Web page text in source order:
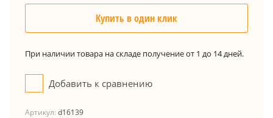
Купить в один клик
При наличии товара на складе получение от 1 до 14 дней.
Добавить к сравнению
Артикул: d16139